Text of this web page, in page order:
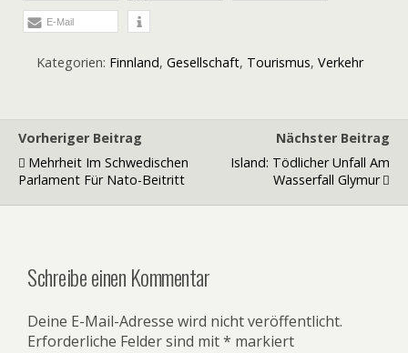
E-Mail
Kategorien: Finnland, Gesellschaft, Tourismus, Verkehr
Vorheriger Beitrag
Mehrheit Im Schwedischen
Parlament Für Nato-Beitritt
Nächster Beitrag
Island: Tödlicher Unfall Am
Wasserfall Glymur
Schreibe einen Kommentar
Deine E-Mail-Adresse wird nicht veröffentlicht.
Erforderliche Felder sind mit* markiert